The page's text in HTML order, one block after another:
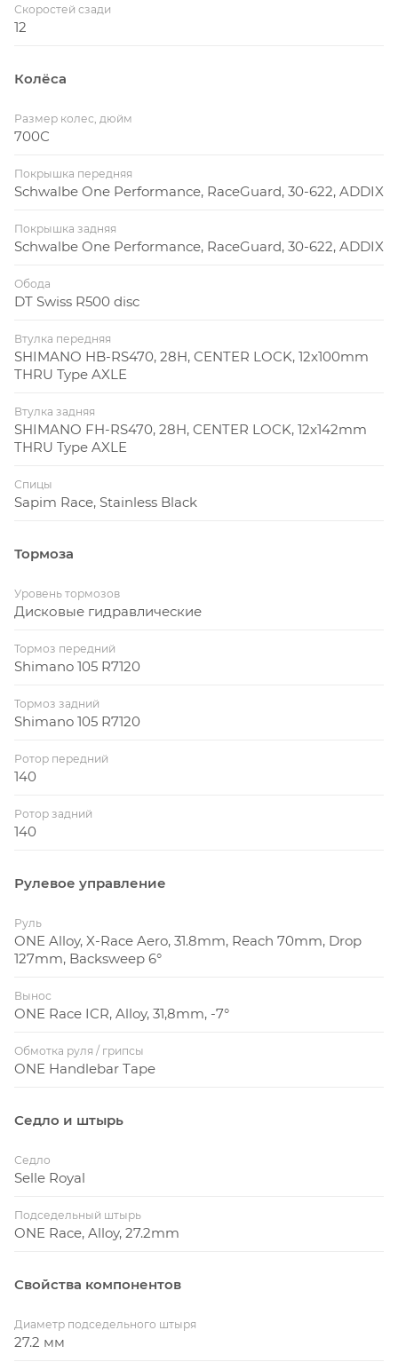
Скоростей сзади
12
Колёса
Размер колес, дюйм
700С
Покрышка передняя
Schwalbe One Performance, RaceGuard, 30-622, ADDIX
Покрышка задняя
Schwalbe One Performance, RaceGuard, 30-622, ADDIX
Обода
DT Swiss R500 disc
Втулка передняя
SHIMANO HB-RS470, 28H, CENTER LOCK, 12x100mm
THRU Type AXLE
Втулка задняя
SHIMANO FH-RS470, 28H, CENTER LOCK, 12x142mm
THRU Type AXLE
Спицы
Sapim Race, Stainless Black
Тормоза
Уровень тормозов
Дисковые гидравлические
Тормоз передний
Shimano 105 R7120
Тормоз задний
Shimano 105 R7120
Ротор передний
140
Ротор задний
140
Рулевое управление
Руль
ONE Alloy, X-Race Aero, 31.8mm, Reach 70mm, Drop
127mm, Backsweep 6°
Вынос
ONE Race ICR, Alloy, 31,8mm, -7°
Обмотка руля / грипсы
ONE Handlebar Tape
Седло и штырь
Седло
Selle Royal
Подседельный штырь
ONE Race, Alloy, 27.2mm
Свойства компонентов
Диаметр подседельного штыря
27.2 мм